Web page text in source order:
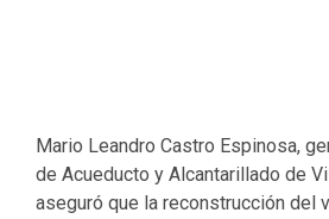
Mario Leandro Castro Espinosa,
de Acueducto y Alcantarillado de
aseguró que la reconstrucción del